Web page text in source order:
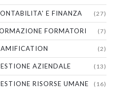
E FINANZA (27)
FORMATORI (7)
(2)
AZIENDALE (13)
RISORSE UMANE (16)